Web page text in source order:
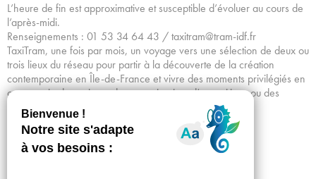
L’heure de fin est approximative et susceptible d’évoluer au cours de
l’après-midi.
Renseignements : 01 53 34 64 43 / taxitram@tram-idf.fr
TaxiTram, une fois par mois, un voyage vers une sélection de deux ou
trois lieux du réseau pour partir à la découverte de la création
contemporaine en Île-de-France et vivre des moments privilégiés en
compagnie des artistes, des commissaires d’expositions ou des
équipes.
Achetez vos billets